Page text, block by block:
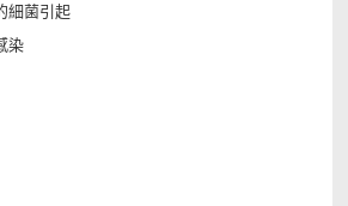
細菌引起
染